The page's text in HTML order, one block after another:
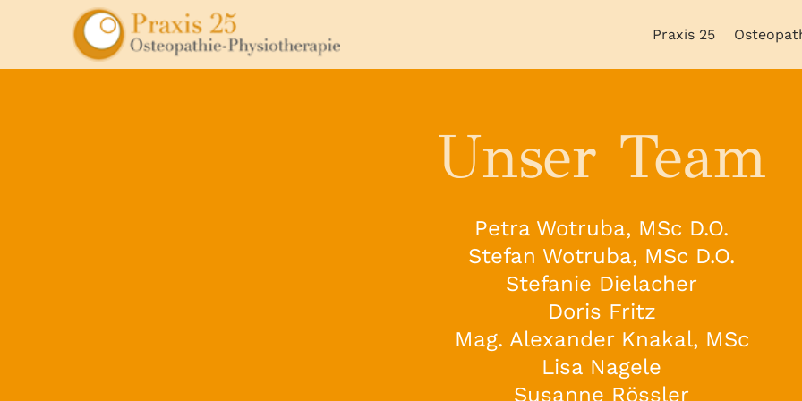
Praxis 25
Unser Team
Petra Wotruba, MSc D.O.
Stefan Wotruba, MSc D.O.
Stefanie Dielacher
Doris Fritz
Mag. Alexander Knakal, MSc
Lisa Nagele
Susanne Rössler